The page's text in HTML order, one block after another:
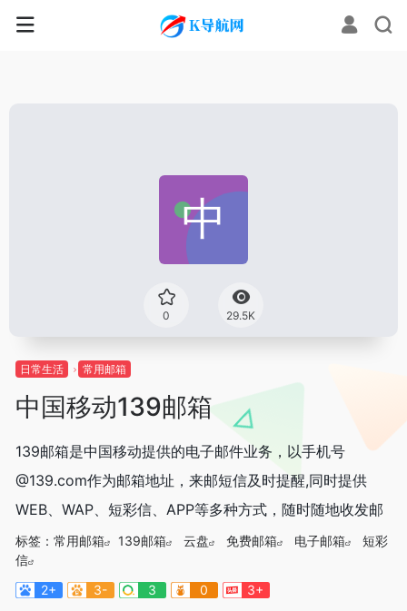
0 29.5K
日常生活 常用邮箱
中国移动139邮箱
139邮箱是中国移动提供的电子邮件业务，以手机号
@139.com作为邮箱地址，来邮短信及时提醒,同时提供
WEB、WAP、短彩信、APP等多种方式，随时随地收发邮
标签： 常用邮箱 139邮箱 云盘 免费邮箱 电子邮箱
短彩
信
2+
3- 3 0 3+